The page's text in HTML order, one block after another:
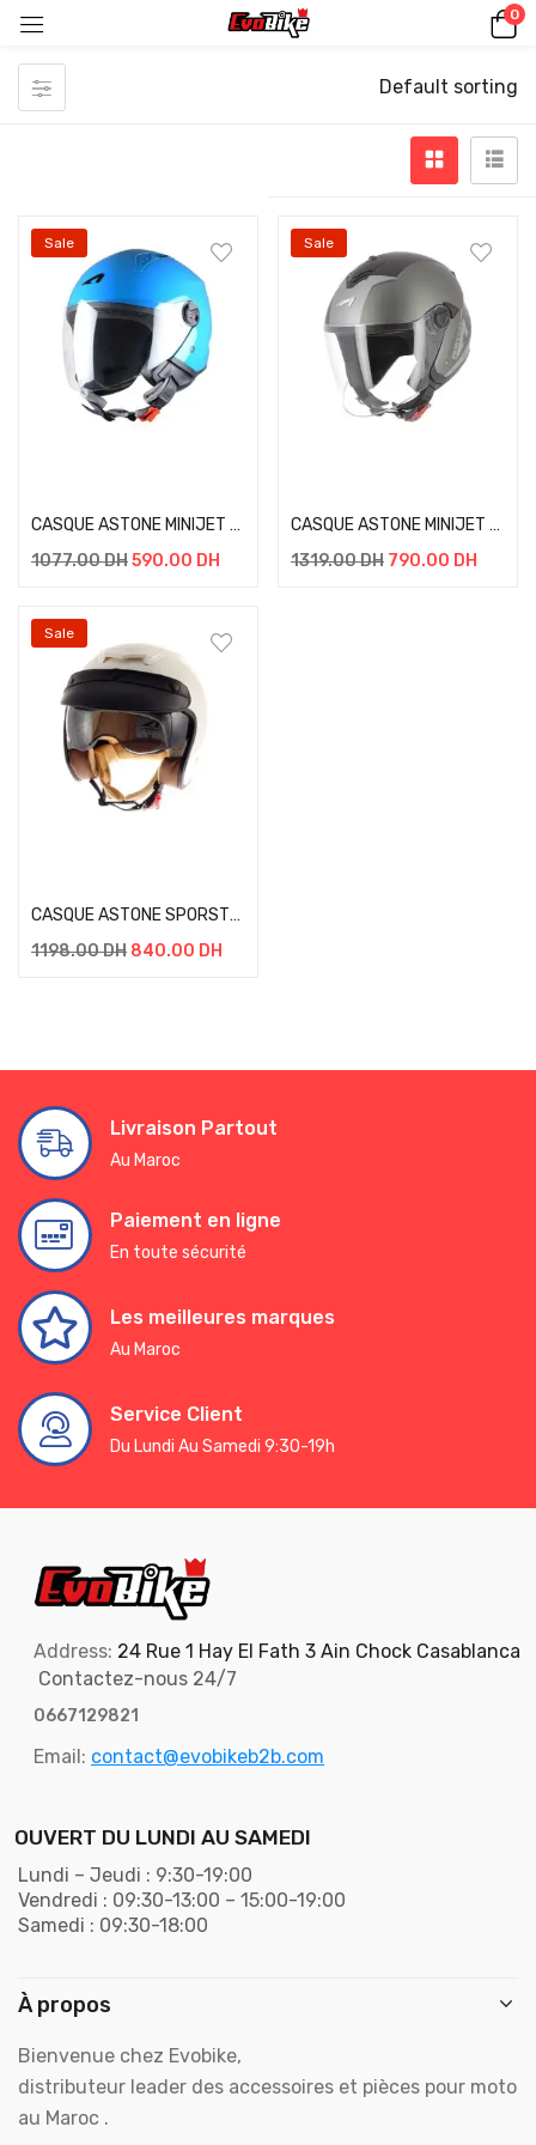
0
Default sorting
Sale
CASQUE ASTONE MINIJET BLEU
1077.00DH590.00 DH
Sale
CASQUE ASTONE MINIJET S Wipe Matt Grey
1319.00DH 790.00 DH
Sale
CASQUE ASTONE SPORSTER 2 BLANC
1198.00DH 840.00 DH
Livraison Partout
Au Maroc
Paiement en ligne
En toute sécurité
Les meilleures marques
Au Maroc
Service Client
Du Lundi Au Samedi 9:30-19h
Address: 24 Rue 1 Hay El Fath 3 Ain Chock Casablanca
Contactez-nous 24/7
0667129821
Email: contact@evobikeb2b.com
OUVERT DU LUNDI AU SAMEDI
Lundi – Jeudi : 9:30-19:00
Vendredi : 09:30-13:00 – 15:00-19:00
Samedi : 09:30-18:00
À propos
Bienvenue chez Evobike,
distributeur leader des accessoires et pièces pour moto
au Maroc .